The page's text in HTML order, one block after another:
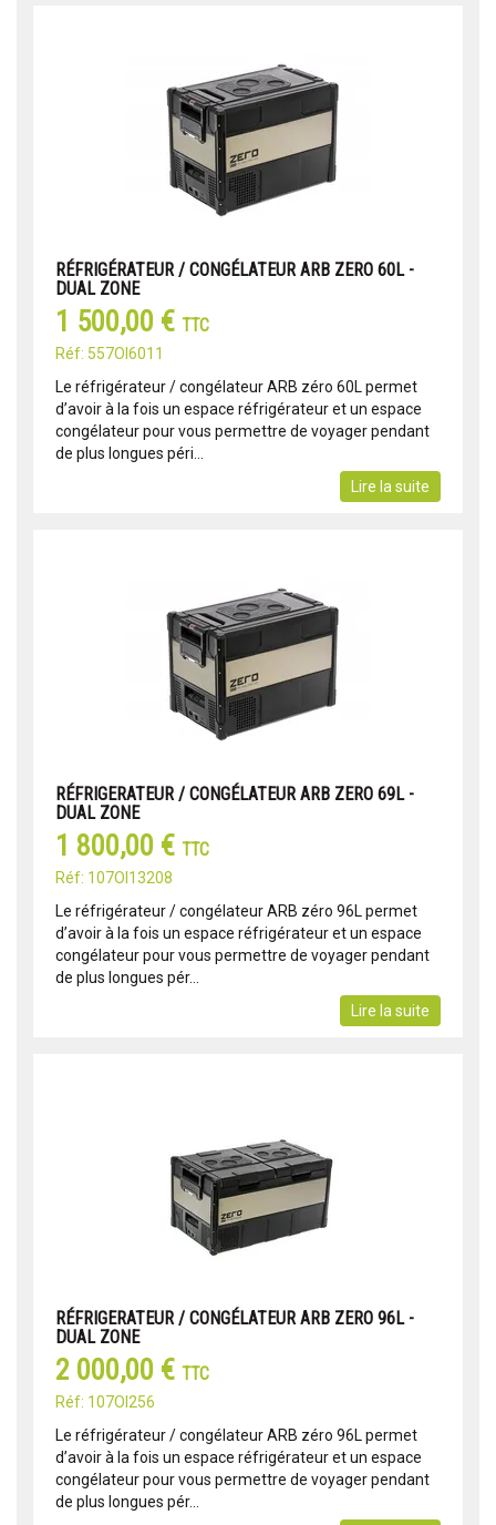
RÉFRIGÉRATEUR / CONGÉLATEUR ARB ZERO 60L -
DUAL ZONE
1 500,00 € TTC
Réf: 557OI6011
Le réfrigérateur / congélateur ARB zéro 60L permet
d’avoir à la fois un espace réfrigérateur et un espace
congélateur pour vous permettre de voyager pendant
de plus longues péri...
Lire la suite
RÉFRIGERATEUR / CONGÉLATEUR ARB ZERO 69L -
DUAL ZONE
1 800,00 € TTC
Réf: 107OI13208
Le réfrigérateur / congélateur ARB zéro 96L permet
d’avoir à la fois un espace réfrigérateur et un espace
congélateur pour vous permettre de voyager pendant
de plus longues pér...
Lire la suite
RÉFRIGERATEUR / CONGÉLATEUR ARB ZERO 96L -
DUAL ZONE
2 000,00 € TTC
Réf: 107OI256
Le réfrigérateur / congélateur ARB zéro 96L permet
d’avoir à la fois un espace réfrigérateur et un espace
congélateur pour vous permettre de voyager pendant
de plus longues pér...